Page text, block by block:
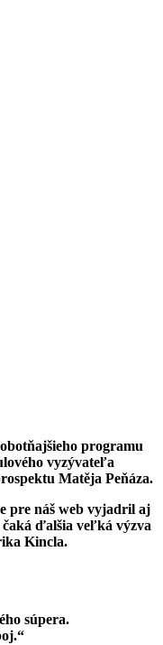
programu
vyzývateľa
Matěja Peňáza.
pre náš web vyjadril aj
ďalšia veľká výzva
Kincla.
súpera.